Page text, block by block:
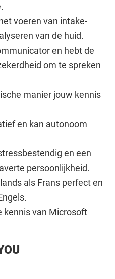
voeren van intake-
van de huid.
en hebt de
om te spreken
manier jouw kennis
en kan autonoom
en een
persoonlijkheid.
als Frans perfect en
kennis van Microsoft